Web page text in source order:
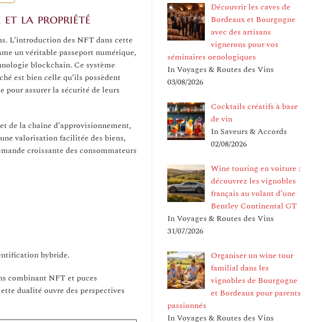
et la propriété
L’introduction des NFT dans cette
un véritable passeport numérique,
blockchain. Ce système
est bien celle qu’ils possèdent
assurer la sécurité de leurs
de la chaîne d’approvisionnement,
valorisation facilitée des biens,
croissante des consommateurs
hybride.
combinant NFT et puces
dualité ouvre des perspectives
Découvrir les caves de
Bordeaux et Bourgogne
avec des artisans
vignerons pour vos
séminaires oenologiques
In Voyages & Routes des Vins
03/08/2026
Cocktails créatifs à base
de vin
In Saveurs & Accords
02/08/2026
Wine touring en voiture :
découvrez les vignobles
français au volant d’une
Bentley Continental GT
In Voyages & Routes des Vins
31/07/2026
Organiser un wine tour
familial dans les
vignobles de Bourgogne
et Bordeaux pour parents
passionnés
In Voyages & Routes des Vins